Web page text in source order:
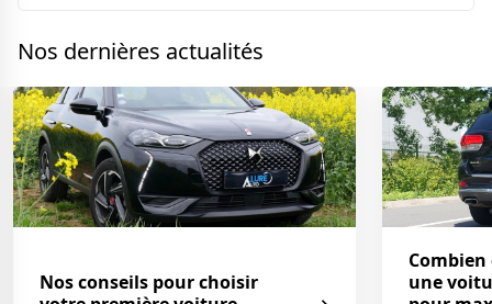
Nos dernières actualités
Nos conseils pour choisir
une